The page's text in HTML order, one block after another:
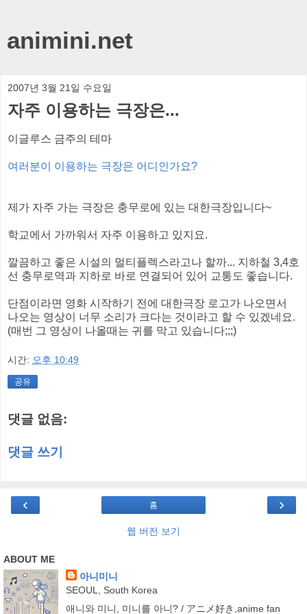
animini.net
2007년 3월 21일 수요일
자주 이용하는 극장은...
이글루스 금주의 테마
여러분이 이용하는 극장은 어디인가요?
제가 자주 가는 극장은 충무로에 있는 대한극장입니다~
학교에서 가까워서 자주 이용하고 있지요.
깔끔하고 좋은 시설의 멀티플렉스라고나 할까... 지하철 3,4호
선 충무로역과 지하로 바로 연결되어 있어 교통도 좋습니다.
단점이라면 영화 시작하기 전에 대한극장 로고가 나오면서
나오는 영상이 너무 소리가 크다는 것이라고 할 수 있겠네요.
(매번 그 영상이 나올때는 귀를 막고 있습니다;;;)
시간: 오후 10:49
공유
댓글 없음:
댓글 쓰기
‹ ›
홈
웹 버전 보기
ABOUT ME
아니미니
SEOUL, South Korea
애니와 미니, 미니를 아니? / アニメ好き,anime fan